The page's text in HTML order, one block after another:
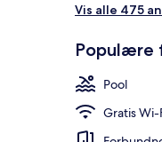
Vis alle 475
Populære
Pool
Gratis Wi-